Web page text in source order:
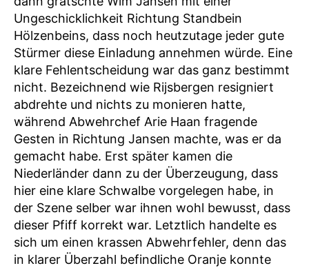
Ungeschicklichkeit Richtung Standbein
Hölzenbeins, dass noch heutzutage jeder gute
Stürmer diese Einladung annehmen würde. Eine
klare Fehlentscheidung war das ganz bestimmt
nicht. Bezeichnend wie Rijsbergen resigniert
abdrehte und nichts zu monieren hatte,
während Abwehrchef Arie Haan fragende
Gesten in Richtung Jansen machte, was er da
gemacht habe. Erst später kamen die
Niederländer dann zu der Überzeugung, dass
hier eine klare Schwalbe vorgelegen habe, in
der Szene selber war ihnen wohl bewusst, dass
dieser Pfiff korrekt war. Letztlich handelte es
sich um einen krassen Abwehrfehler, denn das
in klarer Überzahl befindliche Oranje konnte